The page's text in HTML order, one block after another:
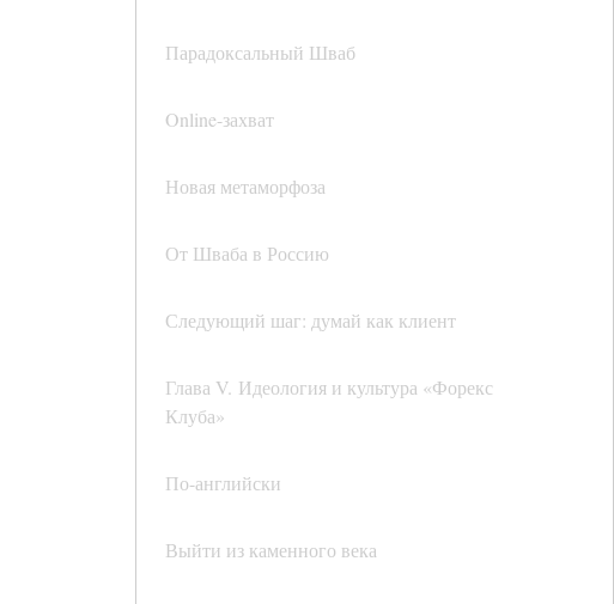
Парадоксальный Шваб
Online-захват
Новая метаморфоза
От Шваба в Россию
Следующий шаг: думай как клиент
Глава V. Идеология и культура «Форекс
Клуба»
По-английски
Выйти из каменного века